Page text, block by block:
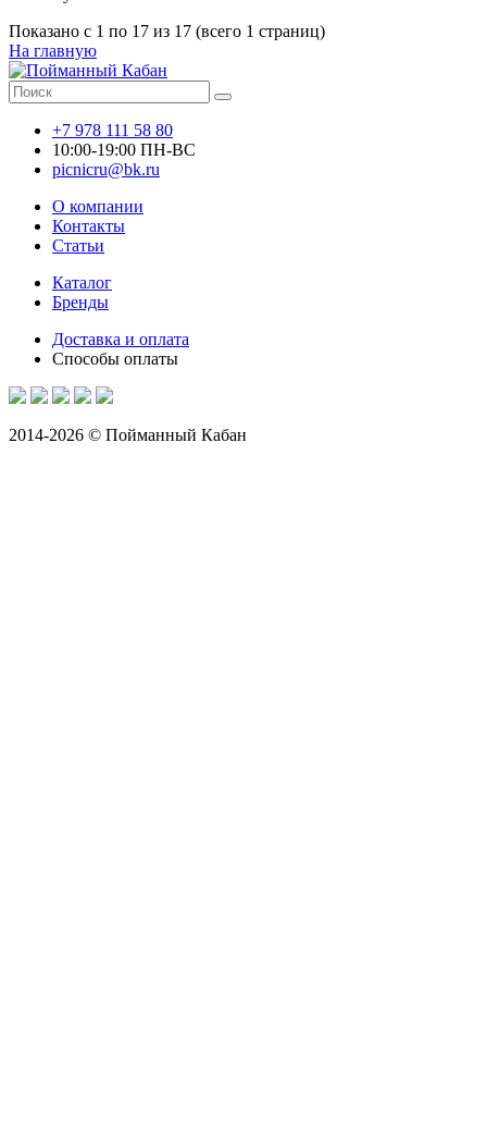
Показано с 1 по 17 из 17 (всего 1 страниц)
На главную
+7 978 111 58 80
10:00-19:00 ПН-ВС
picnicru@bk.ru
О компании
Контакты
Статьи
Каталог
Бренды
Доставка и оплата
Способы оплаты
2014-2026 © Пойманный Кабан